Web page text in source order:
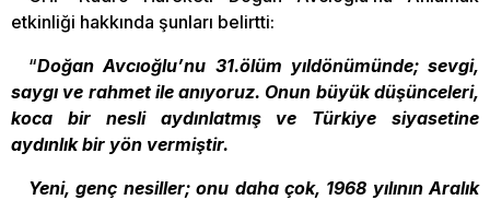
etkinliği hakkında şunları belirtti:
“Doğan Avcıoğlu’nu 31.ölüm yıldönümünde; sevgi,
saygı ve rahmet ile anıyoruz. Onun büyük düşünceleri,
koca bir nesli aydınlatmış ve Türkiye siyasetine
aydınlık bir yön vermiştir.
Yeni, genç nesiller; onu daha çok, 1968 yılının Aralık